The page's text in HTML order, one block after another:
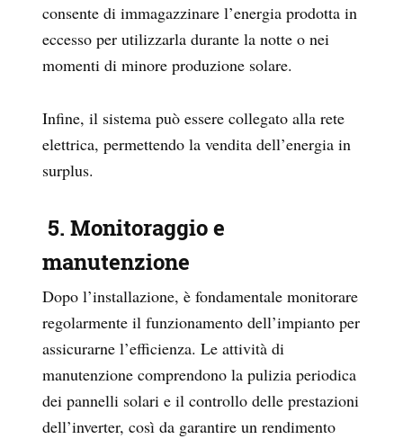
consente di immagazzinare l’energia prodotta in
eccesso per utilizzarla durante la notte o nei
momenti di minore produzione solare.
Infine, il sistema può essere collegato alla rete
elettrica, permettendo la vendita dell’energia in
surplus.
5. Monitoraggio e
manutenzione
Dopo l’installazione, è fondamentale monitorare
regolarmente il funzionamento dell’impianto per
assicurarne l’efficienza. Le attività di
manutenzione comprendono la pulizia periodica
dei pannelli solari e il controllo delle prestazioni
dell’inverter, così da garantire un rendimento